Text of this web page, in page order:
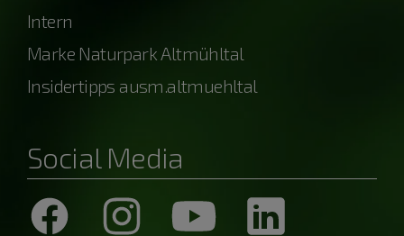
Intern
Marke Naturpark Altmühltal
Insidertipps ausm.altmuehltal
Social Media